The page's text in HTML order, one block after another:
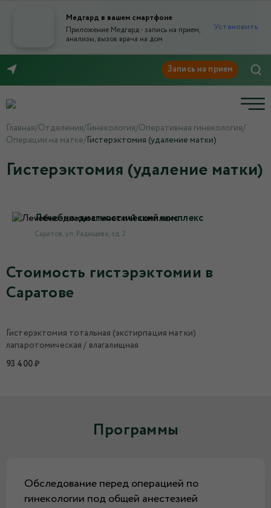
Медгард в вашем смартфоне
Приложение Медгард - запись на прием,
анализы, вызов врача на дом
Установить
Главная/Отделения/Гинекология/Оперативная гинекология/
Операции на матке/Гистерэктомия (удаление матки)
Гистерэктомия (удаление матки)
Лечебно-диагностический комплекс
Саратов, ул. Радищева, зд. 2
Стоимость гистэрэктомии в
Саратове
Гистерэктомия тотальная (экстирпация матки)
лапаротомическая / влагалищная
93 400 ₽
Программы
Обследование перед операцией по
гинекологии под общей анестезией